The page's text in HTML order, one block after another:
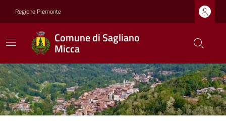
Regione Piemonte
Comune di Sagliano
Micca
Previous Next